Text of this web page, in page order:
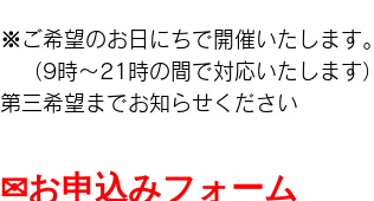
※ご希望のお日にちで開催いたします。
（9時～21時の間で対応いたします）
第三希望までお知らせください
✉お申込みフォーム